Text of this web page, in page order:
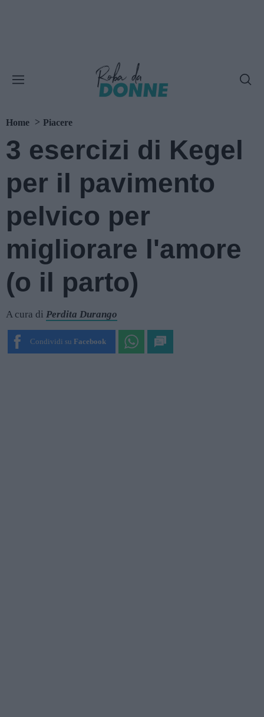
Home Piacere
3 esercizi di Kegel
per il pavimento
pelvico per
migliorare l'amore
(o il parto)
A cura di Perdita Durango
Condividi su Facebook